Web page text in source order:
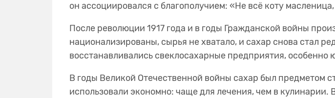
он ассоциировался с благополучием: «Не всё коту
После революции 1917 года и в годы Гражданской войны
национализированы, сырья не хватало, и сахар снова стал
восстанавливались свеклосахарные предприятия,
В годы Великой Отечественной войны сахар был предметом
использовали экономно: чаще для лечения, чем в